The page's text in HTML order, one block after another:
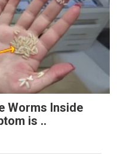
Worms Inside
is ..